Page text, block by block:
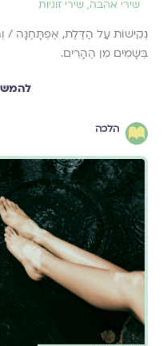
שירי אהבה, שירי זוגיות
נְקִישׁוֹת עַל הַדֶּלֶת, אֶפְתָּחֶנָּה /
בְּשָׂמִים מִן הֶהָרִים.
הלכה